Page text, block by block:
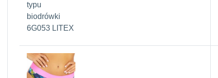
typu
biodrówki
6G053 LITEX